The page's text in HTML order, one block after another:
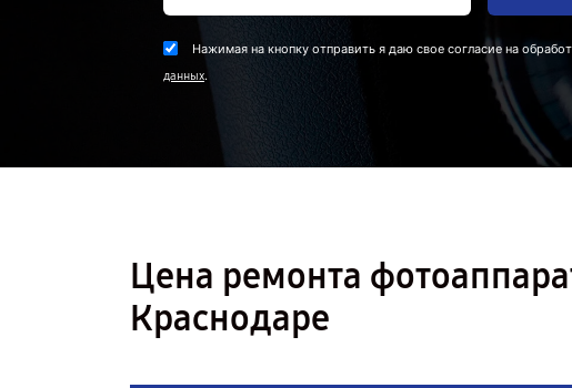
Нажимая на кнопку отправить я даю свое согласие на
данных.
Цена ремонта
Краснодаре